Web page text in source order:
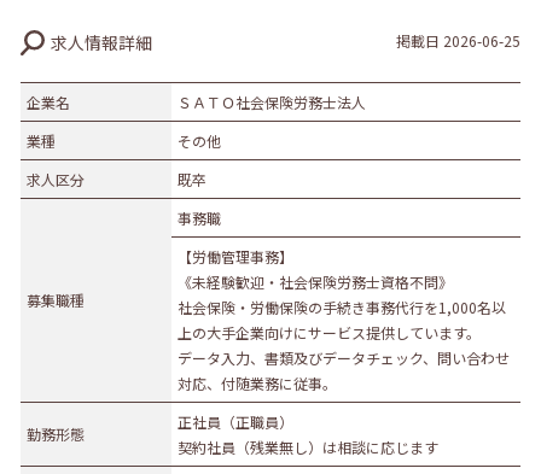
業種
農林水産業
建設業
食品製造業
電気・ガス・熱供給業
通信業・情報サービス業
運輸業
百貨店・スーパーマーケット
娯楽業
求人情報詳細 掲載日 2026-06-25
企業名
ＳＡＴＯ社会保険労務士法人
業種
その他
求人区分
既卒
募集職種
事務職
【労働管理事務】
《未経験歓迎・社会保険労務士資格不問》
社会保険・労働保険の手続き事務代行を1,000名以
上の大手企業向けにサービス提供しています。
データ入力、書類及びデータチェック、問い合わせ
対応、付随業務に従事。
勤務形態
正社員（正職員）
契約社員（残業無し）は相談に応じます